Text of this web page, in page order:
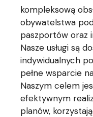
kompleksową
obywatelstwa
paszportów oraz
Nasze usługi są
indywidualnych
pełne wsparcie
Naszym celem
efektywnym
planów,